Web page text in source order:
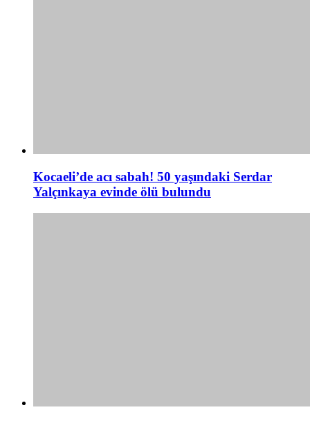
Kocaeli’de acı sabah! 50 yaşındaki Serdar
Yalçınkaya evinde ölü bulundu